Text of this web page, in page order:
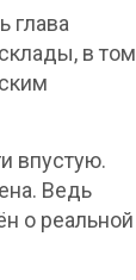
глава
в том
впустую.
Ведь
о реальной